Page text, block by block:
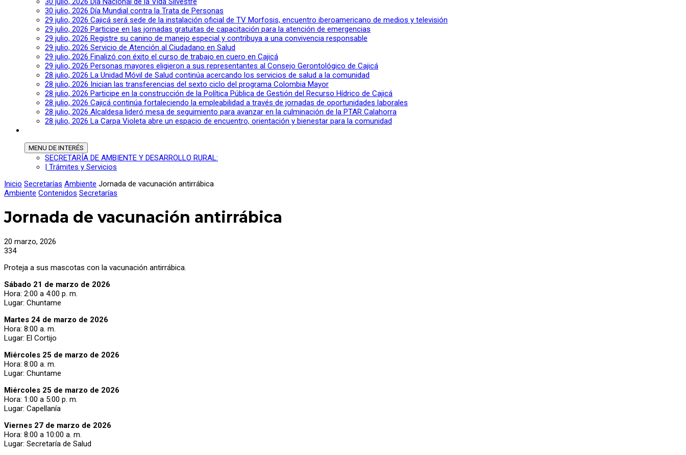
30 julio, 2026 Día Mundial contra la Trata de Personas
29 julio, 2026 Cajicá será sede de la instalación oficial de TV Morfosis, encuentro iberoamericano de medios y televisión
29 julio, 2026 Participe en las jornadas gratuitas de capacitación para la atención de emergencias
29 julio, 2026 Registre su canino de manejo especial y contribuya a una convivencia responsable
29 julio, 2026 Servicio de Atención al Ciudadano en Salud
29 julio, 2026 Finalizó con éxito el curso de trabajo en cuero en Cajicá
29 julio, 2026 Personas mayores eligieron a sus representantes al Consejo Gerontológico de Cajicá
28 julio, 2026 La Unidad Móvil de Salud continúa acercando los servicios de salud a la comunidad
28 julio, 2026 Inician las transferencias del sexto ciclo del programa Colombia Mayor
28 julio, 2026 Participe en la construcción de la Política Pública de Gestión del Recurso Hídrico de Cajicá
28 julio, 2026 Cajicá continúa fortaleciendo la empleabilidad a través de jornadas de oportunidades laborales
28 julio, 2026 Alcaldesa lideró mesa de seguimiento para avanzar en la culminación de la PTAR Calahorra
28 julio, 2026 La Carpa Violeta abre un espacio de encuentro, orientación y bienestar para la comunidad
MENU DE INTERÉS
SECRETARÍA DE AMBIENTE Y DESARROLLO RURAL:
| Trámites y Servicios
Inicio Secretarías Ambiente Jornada de vacunación antirrábica
Ambiente Contenidos Secretarías
Jornada de vacunación antirrábica
20 marzo, 2026
334
Proteja a sus mascotas con la vacunación antirrábica.
Sábado 21 de marzo de 2026
Hora: 2:00 a 4:00 p. m.
Lugar: Chuntame
Martes 24 de marzo de 2026
Hora: 8:00 a. m.
Lugar: El Cortijo
Miércoles 25 de marzo de 2026
Hora: 8:00 a. m.
Lugar: Chuntame
Miércoles 25 de marzo de 2026
Hora: 1:00 a 5:00 p. m.
Lugar: Capellanía
Viernes 27 de marzo de 2026
Hora: 8:00 a 10:00 a. m.
Lugar: Secretaría de Salud